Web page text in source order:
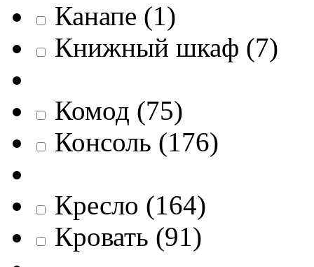
Канапе (1)
Книжный шкаф (7)
Комод (75)
Консоль (176)
Кресло (164)
Кровать (91)